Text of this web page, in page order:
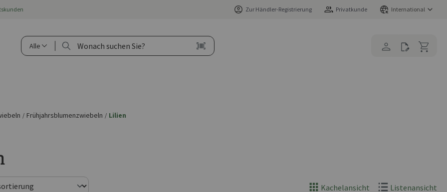
Zur Händler-Registrierung Privatkunde International
Alle
/ Frühjahrsblumenzwiebeln / Lilien
Kachelansicht Listenansicht